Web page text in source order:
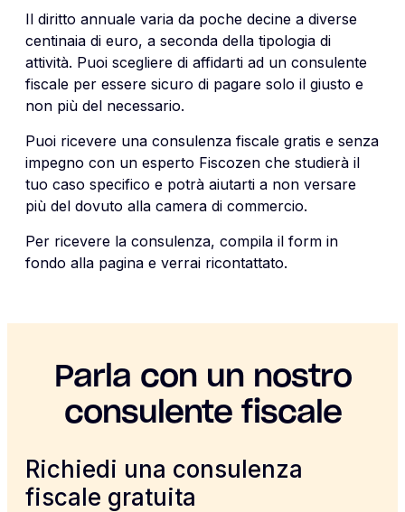
Il diritto annuale varia da poche decine a diverse
centinaia di euro, a seconda della tipologia di
attività. Puoi scegliere di affidarti ad un consulente
fiscale per essere sicuro di pagare solo il giusto e
non più del necessario.
Puoi ricevere una consulenza fiscale gratis e senza
impegno con un esperto Fiscozen che studierà il
tuo caso specifico e potrà aiutarti a non versare
più del dovuto alla camera di commercio.
Per ricevere la consulenza, compila il form in
fondo alla pagina e verrai ricontattato.
Parla con un nostro
consulente fiscale
Richiedi una consulenza
fiscale gratuita